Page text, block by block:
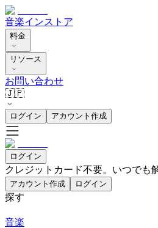
音楽インストア
料金
リソース
お問い合わせ
🇯🇵
ログイン アカウント作成
ログイン
クレジットカード不要。いつでも
アカウント作成 ログイン
探す
音楽